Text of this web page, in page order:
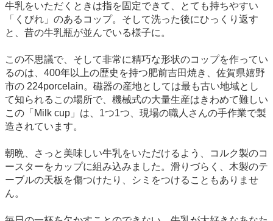
牛乳をいただくときは指を固定できて、とても持ちやすい
「くびれ」のあるコップ。そして洗った後にひっくり返す
と、昔の牛乳瓶が並んでいる様子に。
この不思議で、そして非常に精巧な形状のコップを作ってい
るのは、400年以上の歴史を持つ肥前吉田焼き、佐賀県嬉野
市の 224porcelain。磁器の産地としては最も古い地域とし
て知られるこの場所で、機械式の大量生産はきわめて難しい
この「Milk cup」は、1つ1つ、現場の職人さんの手作業で製
造されています。
朝晩、さっと美味しい牛乳をいただけるよう、コルク製のコ
ースターをカップに組み込みました。滑りづらく、木製のテ
ーブルの天板を傷つけたり、シミをつけることもありませ
ん。